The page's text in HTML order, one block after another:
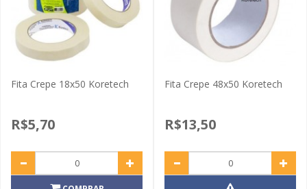
Fita Crepe 18x50 Koretech
R$5,70
Fita Crepe 48x50 Koretech
R$13,50